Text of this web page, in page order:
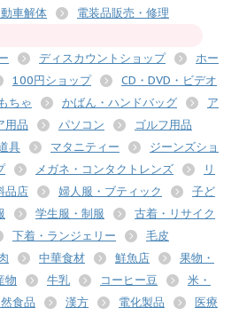
車解体 電装品販売・修理
ディスカウントショップ
ホー
100円ショップ
CD・DVD・ビデオ
ちゃ かばん・ハンドバッグ
ア
用品 パソコン
ゴルフ用品
具 マタニティー
ジーンズショ
メガネ・コンタクトレンズ
リ
品店 婦人服・ブティック
子ど
学生服・制服
古着・リサイク
下着・ランジェリー
毛皮
中華食材 鮮魚店
果物・
物 牛乳 コーヒー豆
米・
食品 漢方 電化製品
医療